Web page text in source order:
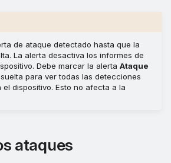
de ataque detectado hasta que la
La alerta desactiva los informes de
Debe marcar la alerta Ataque
para ver todas las detecciones
dispositivo. Esto no afecta a la
ataques